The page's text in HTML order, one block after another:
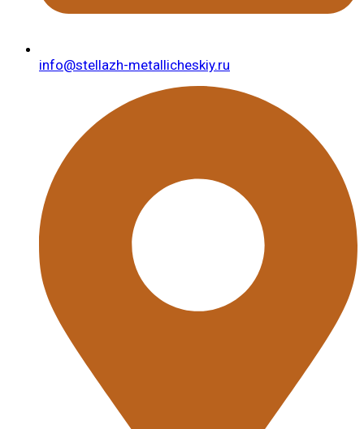
info@stellazh-metallicheskiy.ru